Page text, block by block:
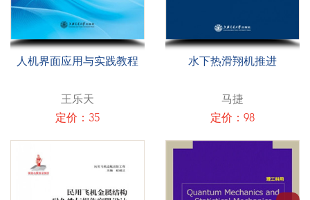
人机界面应用与实践教程
王乐天
定价：35
水下热滑翔机推进
马捷
定价：98